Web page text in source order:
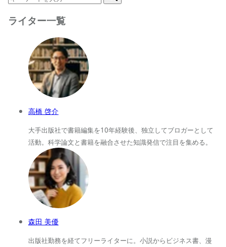
ライター一覧
高橋 啓介
大手出版社で書籍編集を10年経験後、独立してブロガーとして
活動。科学論文と書籍を融合させた知識発信で注目を集める。
森田 美優
出版社勤務を経てフリーライターに。小説からビジネス書、漫